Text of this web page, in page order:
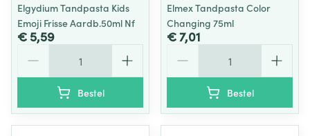
Elgydium Tandpasta Kids
Emoji Frisse Aardb.50ml Nf
€ 5,59
Bestel
Elmex Tandpasta Color
Changing 75ml
€ 7,01
Bestel